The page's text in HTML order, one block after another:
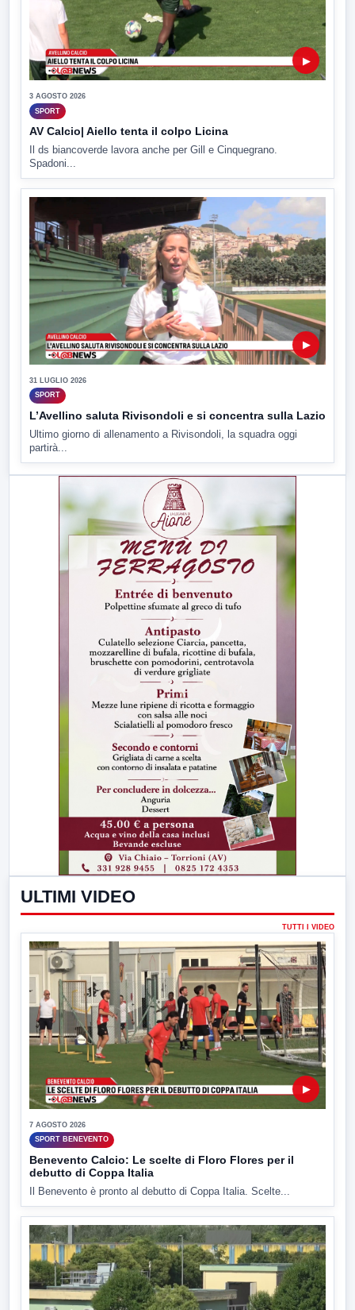
▶
3 AGOSTO 2026
SPORT
AV Calcio| Aiello tenta il colpo Licina
Il ds biancoverde lavora anche per Gill e Cinquegrano.
Spadoni...
▶
31 LUGLIO 2026
SPORT
L’Avellino saluta Rivisondoli e si concentra sulla Lazio
Ultimo giorno di allenamento a Rivisondoli, la squadra oggi
partirà...
ULTIMI VIDEO
TUTTI I VIDEO
▶
7 AGOSTO 2026
SPORT BENEVENTO
Benevento Calcio: Le scelte di Floro Flores per il
debutto di Coppa Italia
Il Benevento è pronto al debutto di Coppa Italia. Scelte...